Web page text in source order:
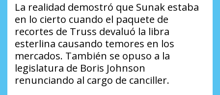
La realidad demostró que Sunak estaba
en lo cierto cuando el paquete de
recortes de Truss devaluó la libra
esterlina causando temores en los
mercados. También se opuso a la
legislatura de Boris Johnson
renunciando al cargo de canciller.